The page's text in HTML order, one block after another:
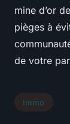
mine d’or
pièges à
de votre
Immo